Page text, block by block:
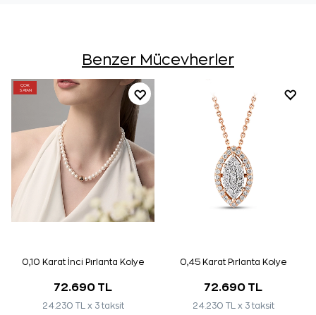
Benzer Mücevherler
ÇOK
SATAN
0,10 Karat İnci Pırlanta Kolye
72.690 TL
24.230 TL x 3 taksit
0,45 Karat Pırlanta Kolye
72.690 TL
24.230 TL x 3 taksit